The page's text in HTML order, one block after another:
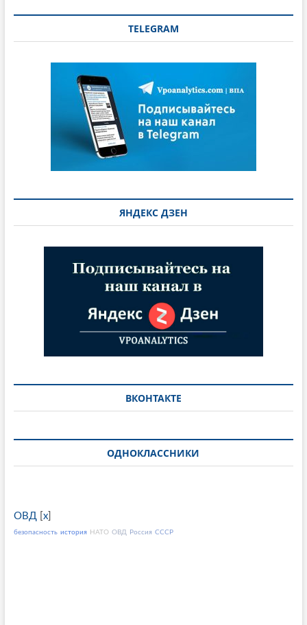
TELEGRAM
ЯНДЕКС ДЗЕН
ВКОНТАКТЕ
ОДНОКЛАССНИКИ
ОВД x]
безопасность история НАТО ОВД Россия СССР